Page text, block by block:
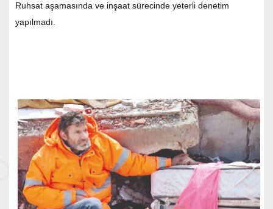
Ruhsat aşamasında ve inşaat sürecinde yeterli denetim
yapılmadı.